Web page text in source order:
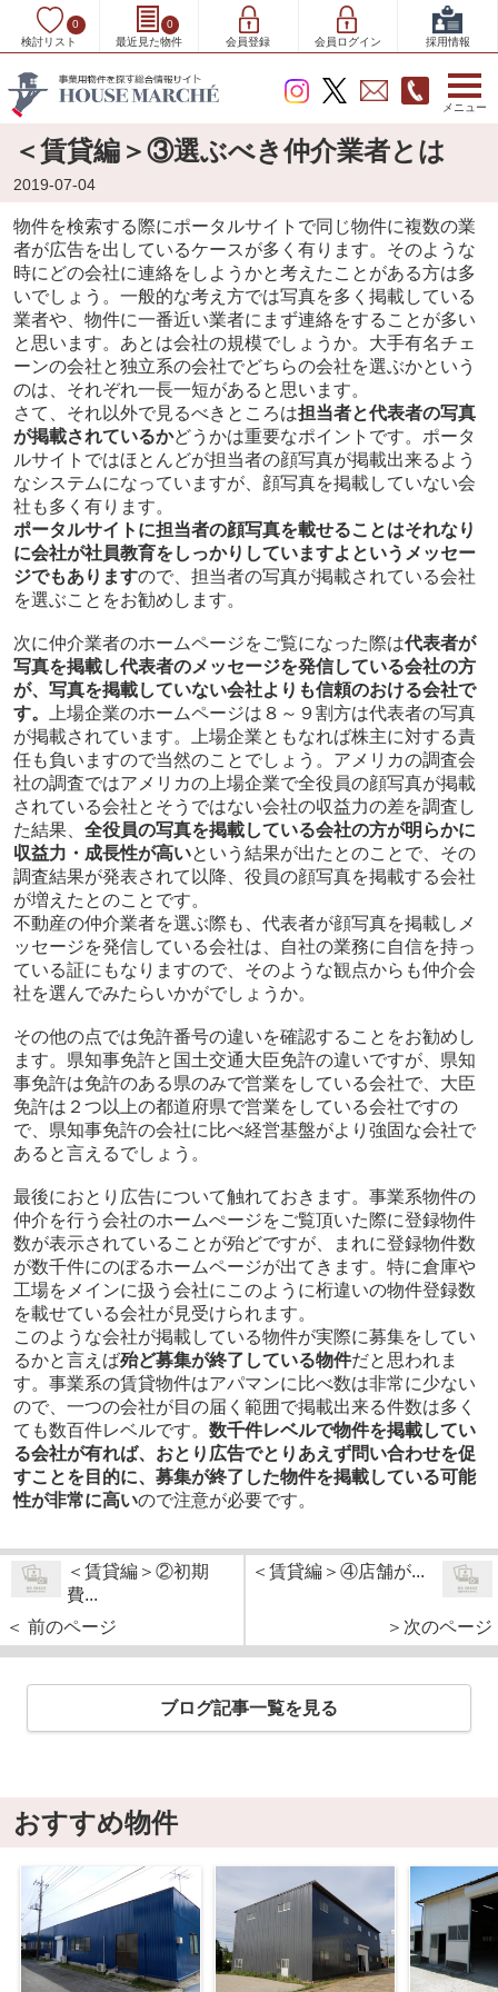
検討リスト
0
最近見た物件
0
会員登録
会員ログイン 採用情報
メニュー
＜賃貸編＞③選ぶべき仲介業者とは
2019-07-04
物件を検索する際にポータルサイトで同じ物件に複数の業
者が広告を出しているケースが多く有ります。そのような
時にどの会社に連絡をしようかと考えたことがある方は多
いでしょう。一般的な考え方では写真を多く掲載している
業者や、物件に一番近い業者にまず連絡をすることが多い
と思います。あとは会社の規模でしょうか。大手有名チェ
ーンの会社と独立系の会社でどちらの会社を選ぶかという
のは、それぞれ一長一短があると思います。
さて、それ以外で見るべきところは担当者と代表者の写真
が掲載されているかどうかは重要なポイントです。ポータ
ルサイトではほとんどが担当者の顔写真が掲載出来るよう
なシステムになっていますが、顔写真を掲載していない会
社も多く有ります。
ポータルサイトに担当者の顔写真を載せることはそれなり
に会社が社員教育をしっかりしていますよというメッセー
ジでもありますので、担当者の写真が掲載されている会社
を選ぶことをお勧めします。
次に仲介業者のホームページをご覧になった際は代表者が
写真を掲載し代表者のメッセージを発信している会社の方
が、写真を掲載していない会社よりも信頼のおける会社で
す。
上場企業のホームページは８～９割方は代表者の写真
が掲載されています。上場企業ともなれば株主に対する責
任も負いますので当然のことでしょう。アメリカの調査会
社の調査ではアメリカの上場企業で全役員の顔写真が掲載
されている会社とそうではない会社の収益力の差を調査し
た結果、 全役員の写真を掲載している会社の方が明らかに
収益力・成長性が高いという結果が出たとのことで、その
調査結果が発表されて以降、役員の顔写真を掲載する会社
が増えたとのことです。
不動産の仲介業者を選ぶ際も、代表者が顔写真を掲載しメ
ッセージを発信している会社は、自社の業務に自信を持っ
ている証にもなりますので、そのような観点からも仲介会
社を選んでみたらいかがでしょうか。
その他の点では免許番号の違いを確認することをお勧めし
ます。県知事免許と国土交通大臣免許の違いですが、県知
事免許は免許のある県のみで営業をしている会社で、大臣
免許は２つ以上の都道府県で営業をしている会社ですの
で、県知事免許の会社に比べ経営基盤がより強固な会社で
あると言えるでしょう。
最後におとり広告について触れておきます。事業系物件の
仲介を行う会社のホームぺージをご覧頂いた際に登録物件
数が表示されていることが殆どですが、まれに登録物件数
が数千件にのぼるホームページが出てきます。特に倉庫や
工場をメインに扱う会社にこのように桁違いの物件登録数
を載せている会社が見受けられます。
このような会社が掲載している物件が実際に募集をしてい
るかと言えば殆ど募集が終了している物件だと思われま
す。事業系の賃貸物件はアパマンに比べ数は非常に少ない
ので、一つの会社が目の届く範囲で掲載出来る件数は多く
ても数百件レベルです。 数千件レベルで物件を掲載してい
る会社が有れば、おとり広告でとりあえず問い合わせを促
すことを目的に、募集が終了した物件を掲載している可能
性が非常に高いので注意が必要です。
＜賃貸編＞②初期
費...
＜ 前のページ
＜賃貸編＞④店舗が...
＞次のページ
ブログ記事一覧を見る
おすすめ物件